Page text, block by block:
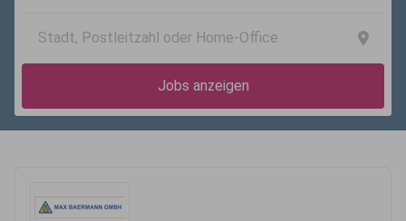
Jobs anzeigen